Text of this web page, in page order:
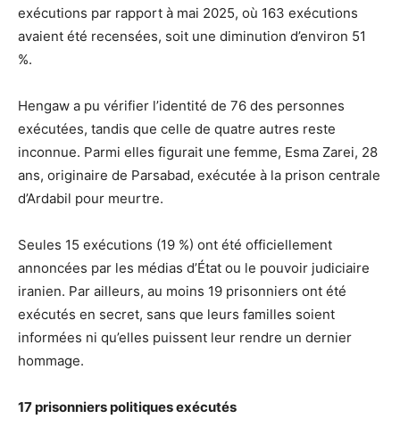
exécutions par rapport à mai 2025, où 163 exécutions
avaient été recensées, soit une diminution d’environ 51
%.
Hengaw a pu vérifier l’identité de 76 des personnes
exécutées, tandis que celle de quatre autres reste
inconnue. Parmi elles figurait une femme, Esma Zarei, 28
ans, originaire de Parsabad, exécutée à la prison centrale
d’Ardabil pour meurtre.
Seules 15 exécutions (19 %) ont été officiellement
annoncées par les médias d’État ou le pouvoir judiciaire
iranien. Par ailleurs, au moins 19 prisonniers ont été
exécutés en secret, sans que leurs familles soient
informées ni qu’elles puissent leur rendre un dernier
hommage.
17 prisonniers politiques exécutés